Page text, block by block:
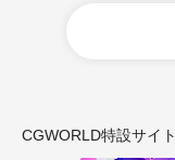
CGWORLD特設サイト